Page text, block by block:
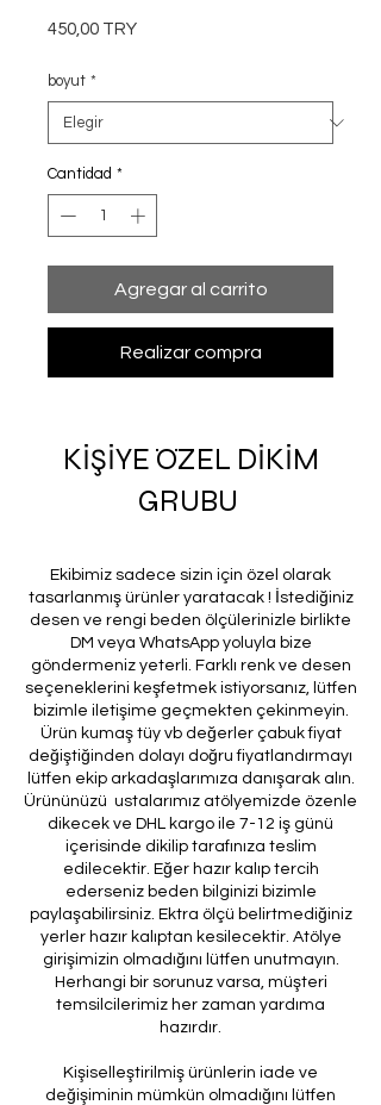
450,00 TRYPrecio
boyut *
Cantidad *
Agregar al carrito
Realizar compra
KİŞİYE ÖZEL DİKİM
GRUBU
Ekibimiz sadece sizin için özel olarak
tasarlanmış ürünler yaratacak ! İstediğiniz
desen ve rengi beden ölçülerinizle birlikte
DM veya WhatsApp yoluyla bize
göndermeniz yeterli. Farklı renk ve desen
seçeneklerini keşfetmek istiyorsanız, lütfen
bizimle iletişime geçmekten çekinmeyin.
Ürün kumaş tüy vb değerler çabuk fiyat
değiştiğinden dolayı doğru fiyatlandırmayı
lütfen ekip arkadaşlarımıza danışarak alın.
Ürününüzü ustalarımız atölyemizde özenle
dikecek ve DHL kargo ile 7-12 iş günü
içerisinde dikilip tarafınıza teslim
edilecektir. Eğer hazır kalıp tercih
ederseniz beden bilginizi bizimle
paylaşabilirsiniz. Ektra ölçü belirtmediğiniz
yerler hazır kalıptan kesilecektir. Atölye
girişimizin olmadığını lütfen unutmayın.
Herhangi bir sorunuz varsa, müşteri
temsilcilerimiz her zaman yardıma
hazırdır.
Kişiselleştirilmiş ürünlerin iade ve
değişiminin mümkün olmadığını lütfen